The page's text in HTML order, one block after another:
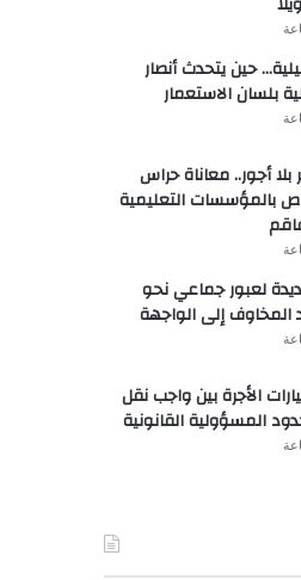
حين يتحدث أنصار
بلسان الاستعمار
بلا أجور.. معاناة حراس
بالمؤسسات التعليمية
لعبور جماعي نحو
المخاوف إلى الواجهة
الأجرة بين واجب نقل
المسؤولية القانونية